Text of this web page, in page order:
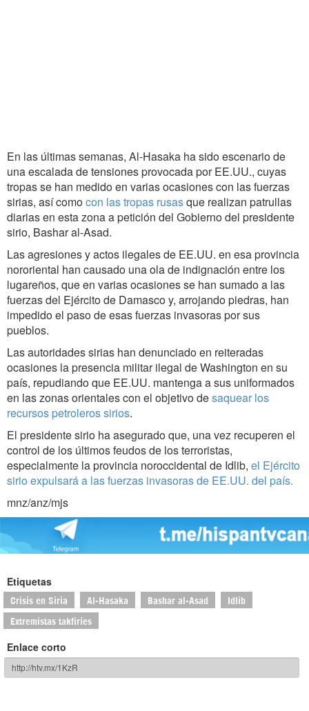
En las últimas semanas, Al-Hasaka ha sido escenario de
una escalada de tensiones provocada por EE.UU., cuyas
tropas se han medido en varias ocasiones con las fuerzas
sirias, así comocon las tropas rusasque realizan patrullas
diarias en esta zona a petición del Gobierno del presidente
sirio, Bashar al-Asad.
Las agresiones y actos ilegales de EE.UU. en esa provincia
nororiental han causado una ola de indignación entre los
lugareños, que en varias ocasiones se han sumado a las
fuerzas del Ejército de Damasco y, arrojando piedras, han
impedido el paso de esas fuerzas invasoras por sus
pueblos.
Las autoridades sirias han denunciado en reiteradas
ocasiones la presencia militar ilegal de Washington en su
país, repudiando que EE.UU. mantenga a sus uniformados
en las zonas orientales con el objetivo desaquear los
recursos petroleros sirios.
El presidente sirio ha asegurado que, una vez recuperen el
control de los últimos feudos de los terroristas,
especialmente la provincia noroccidental de Idlib, el Ejército
sirio expulsará a las fuerzas invasoras de EE.UU. del país.
mnz/anz/mjs
Etiquetas
Crisis en Siria Al-Hasaka Bashar al-Asad Idlib
Extremistas takfiríes
Enlace corto